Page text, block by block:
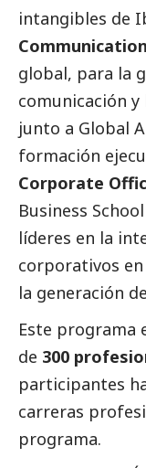
intangibles de
global, para la
comunicación
junto a Global
formación
Corporate
Business
líderes en la
corporativos
la generación
Este programa
de 300
participantes
carreras
programa.